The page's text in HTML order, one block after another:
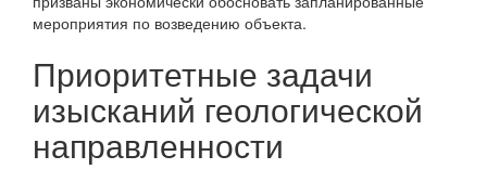
мероприятия по возведению объекта.
Приоритетные задачи
изысканий геологической
направленности